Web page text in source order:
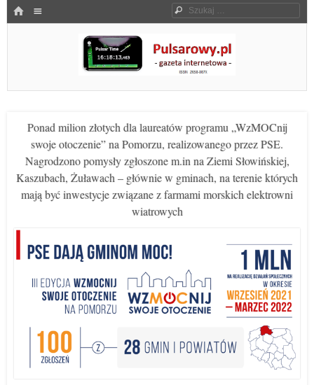
HOME Szukaj
Pulsarowy.pl
Ponad milion złotych dla laureatów programu „WzMOCnij
swoje otoczenie” na Pomorzu, realizowanego przez PSE.
Nagrodzono pomysły zgłoszone m.in na Ziemi Słowińskiej,
Kaszubach, Żuławach – głównie w gminach, na terenie których
mają być inwestycje związane z farmami morskich elektrowni
wiatrowych